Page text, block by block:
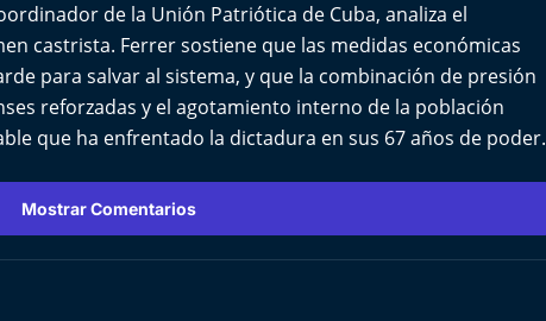
de la Unión Patriótica de Cuba, analiza el
castrista. Ferrer sostiene que las medidas económicas
para salvar al sistema, y que la combinación de presión
reforzadas y el agotamiento interno de la población
que ha enfrentado la dictadura en sus 67 años de poder.
Mostrar Comentarios